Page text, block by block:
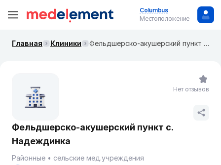
Columbus
Местоположение
Главная Клиники Фельдшерско-акушерский пункт с. Надеждинка
Фельдшерско-акушерский пункт с.
Надеждинка
Районные
сельские мед.учреждения
Нет отзывов